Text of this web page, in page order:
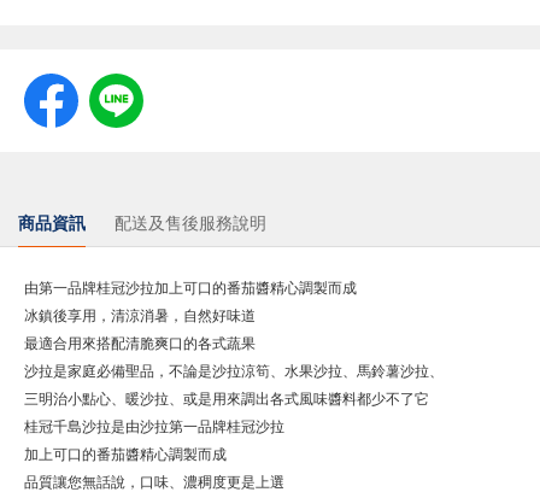
商品資訊 配送及售後服務說明
由第一品牌桂冠沙拉加上可口的番茄醬精心調製而成
冰鎮後享用，清涼消暑，自然好味道
最適合用來搭配清脆爽口的各式蔬果
沙拉是家庭必備聖品，不論是沙拉涼筍、水果沙拉、馬鈴薯沙拉、
三明治小點心、暖沙拉、或是用來調出各式風味醬料都少不了它
桂冠千島沙拉是由沙拉第一品牌桂冠沙拉
加上可口的番茄醬精心調製而成
品質讓您無話說，口味、濃稠度更是上選